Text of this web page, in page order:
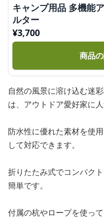
キャンプ用品 多機能アウトドア防水タープシェ
ルター
¥3,700
商品
自然の風景に溶け込む迷
は、アウトドア愛好家に人
防水性に優れた素材を使
して対応できます。
折りたたみ式でコンパク
簡単です。
付属の杭やロープを使っ